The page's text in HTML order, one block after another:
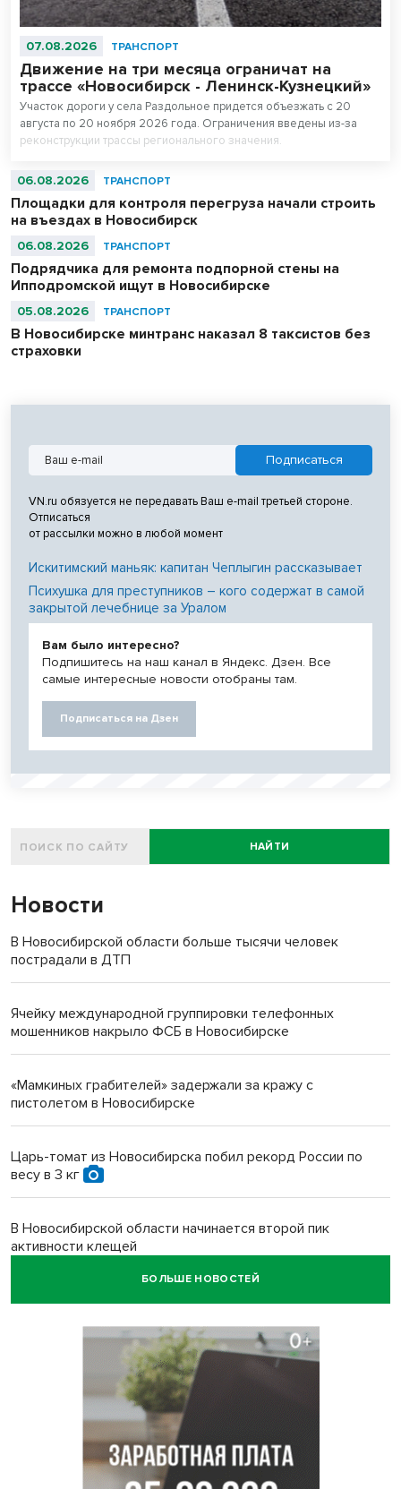
07.08.2026 ТРАНСПОРТ
Движение на три месяца ограничат на
трассе «Новосибирск - Ленинск-Кузнецкий»
Участок дороги у села Раздольное придется объезжать с 20
августа по 20 ноября 2026 года. Ограничения введены из-за
реконструкции трассы регионального значения.
06.08.2026 ТРАНСПОРТ
Площадки для контроля перегруза начали строить
на въездах в Новосибирск
06.08.2026 ТРАНСПОРТ
Подрядчика для ремонта подпорной стены на
Ипподромской ищут в Новосибирске
05.08.2026 ТРАНСПОРТ
В Новосибирске минтранс наказал 8 таксистов без
страховки
VN.ru обязуется не передавать Ваш e-mail третьей стороне.
Отписаться
от рассылки можно в любой момент
Искитимский маньяк: капитан Чеплыгин рассказывает
Психушка для преступников – кого содержат в самой
закрытой лечебнице за Уралом
Вам было интересно?
Подпишитесь на наш канал в Яндекс. Дзен. Все
самые интересные новости отобраны там.
Подписаться на Дзен
НАЙТИ
Новости
В Новосибирской области больше тысячи человек
пострадали в ДТП
Ячейку международной группировки телефонных
мошенников накрыло ФСБ в Новосибирске
«Мамкиных грабителей» задержали за кражу с
пистолетом в Новосибирске
Царь-томат из Новосибирска побил рекорд России по
весу в 3 кг
В Новосибирской области начинается второй пик
активности клещей
БОЛЬШЕ НОВОСТЕЙ